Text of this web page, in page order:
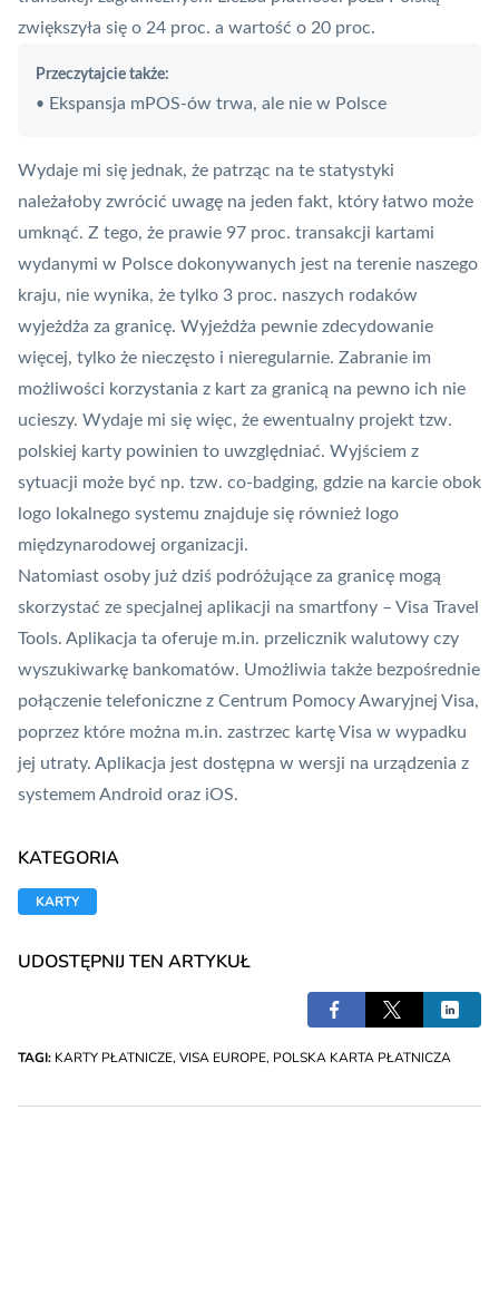
zwiększyła się o 24 proc. a wartość o 20 proc.
Przeczytajcie także:
• Ekspansja mPOS-ów trwa, ale nie w Polsce
Wydaje mi się jednak, że patrząc na te statystyki
należałoby zwrócić uwagę na jeden fakt, który łatwo może
umknąć. Z tego, że prawie 97 proc. transakcji kartami
wydanymi w Polsce dokonywanych jest na terenie naszego
kraju, nie wynika, że tylko 3 proc. naszych rodaków
wyjeżdża za granicę. Wyjeżdża pewnie zdecydowanie
więcej, tylko że nieczęsto i nieregularnie. Zabranie im
możliwości korzystania z kart za granicą na pewno ich nie
ucieszy. Wydaje mi się więc, że ewentualny projekt tzw.
polskiej karty powinien to uwzględniać. Wyjściem z
sytuacji może być np. tzw. co-badging, gdzie na karcie obok
logo lokalnego systemu znajduje się również logo
międzynarodowej organizacji.
Natomiast osoby już dziś podróżujące za granicę mogą
skorzystać ze specjalnej aplikacji na smartfony – Visa Travel
Tools. Aplikacja ta oferuje m.in. przelicznik walutowy czy
wyszukiwarkę bankomatów. Umożliwia także bezpośrednie
połączenie telefoniczne z Centrum Pomocy Awaryjnej Visa,
poprzez które można m.in. zastrzec kartę Visa w wypadku
jej utraty. Aplikacja jest dostępna w wersji na urządzenia z
systemem Android oraz iOS.
KATEGORIA
KARTY
UDOSTĘPNIJ TEN ARTYKUŁ
TAGI: KARTY PŁATNICZE, VISA EUROPE, POLSKA KARTA PŁATNICZA